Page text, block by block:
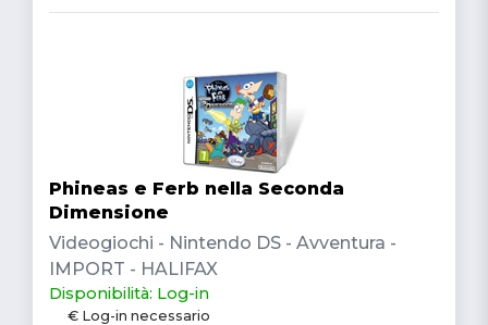
Phineas e Ferb nella Seconda
Dimensione
Videogiochi - Nintendo DS - Avventura -
IMPORT - HALIFAX
Disponibilità: Log-in
€ Log-in necessario